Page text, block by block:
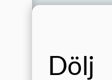
Dölj